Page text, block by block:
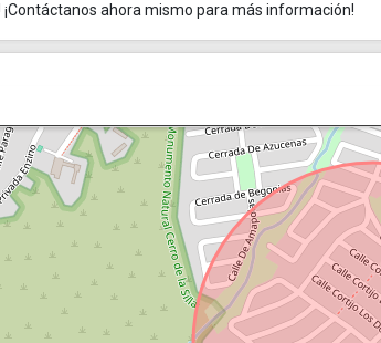
ahora mismo para más información!